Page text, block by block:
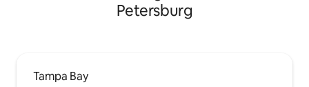
Petersburg
Tampa Bay